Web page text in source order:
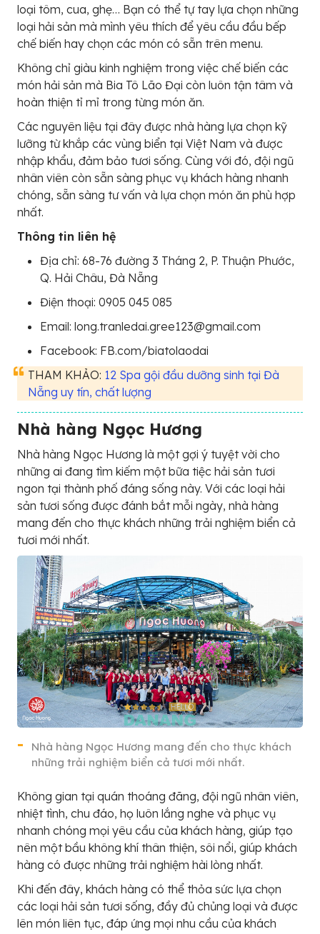
loại tôm, cua, ghẹ… Bạn có thể tự tay lựa chọn những
loại hải sản mà mình yêu thích để yêu cầu đầu bếp
chế biến hay chọn các món có sẵn trên menu.
Không chỉ giàu kinh nghiệm trong việc chế biến các
món hải sản mà Bia Tô Lão Đại còn luôn tận tâm và
hoàn thiện tỉ mỉ trong từng món ăn.
Các nguyên liệu tại đây được nhà hàng lựa chọn kỹ
lưỡng từ khắp các vùng biển tại Việt Nam và được
nhập khẩu, đảm bảo tươi sống. Cùng với đó, đội ngũ
nhân viên còn sẵn sàng phục vụ khách hàng nhanh
chóng, sẵn sàng tư vấn và lựa chọn món ăn phù hợp
nhất.
Thông tin liên hệ
Địa chỉ: 68-76 đường 3 Tháng 2, P. Thuận Phước,
Q. Hải Châu, Đà Nẵng
Điện thoại: 0905 045 085
Email: long.tranledai.gree123@gmail.com
Facebook: FB.com/biatolaodai
THAM KHẢO: 12 Spa gội đầu dưỡng sinh tại Đà
Nẵng uy tín, chất lượng
Nhà hàng Ngọc Hương
Nhà hàng Ngọc Hương là một gợi ý tuyệt vời cho
những ai đang tìm kiếm một bữa tiệc hải sản tươi
ngon tại thành phố đáng sống này. Với các loại hải
sản tươi sống được đánh bắt mỗi ngày, nhà hàng
mang đến cho thực khách những trải nghiệm biển cả
tươi mới nhất.
Nhà hàng Ngọc Hương mang đến cho thực khách
những trải nghiệm biển cả tươi mới nhất.
Không gian tại quán thoáng đãng, đội ngũ nhân viên,
nhiệt tình, chu đáo, họ luôn lắng nghe và phục vụ
nhanh chóng mọi yêu cầu của khách hàng, giúp tạo
nên một bầu không khí thân thiện, sôi nổi, giúp khách
hàng có được những trải nghiệm hài lòng nhất.
Khi đến đây, khách hàng có thể thỏa sức lựa chọn
các loại hải sản tươi sống, đầy đủ chủng loại và được
lên món liên tục, đáp ứng mọi nhu cầu của khách